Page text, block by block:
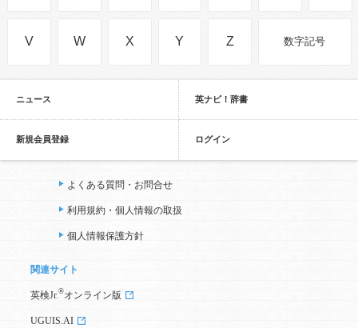
V W X Y Z 数字記号
ニュース 英ナビ！辞書
新規会員登録 ログイン
よくある質問・お問合せ
利用規約・個人情報の取扱
個人情報保護方針
関連サイト
英検Jr. ®オンライン版
UGUIS.AI